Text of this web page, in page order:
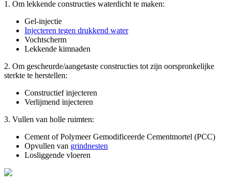
1. Om lekkende constructies waterdicht te maken:
Gel-injectie
Injecteren tegen drukkend water
Vochtscherm
Lekkende kimnaden
2. Om gescheurde/aangetaste constructies tot zijn oorspronkelijke
sterkte te herstellen:
Constructief injecteren
Verlijmend injecteren
3. Vullen van holle ruimten:
Cement of Polymeer Gemodificeerde Cementmortel (PCC)
Opvullen van grindnesten
Losliggende vloeren